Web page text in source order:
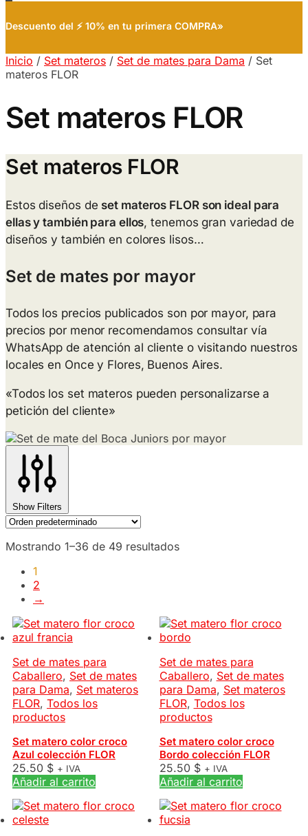
Descuento del ⚡ 10% en tu primera COMPRA»
Inicio / Set materos / Set de mates para Dama / Set
materos FLOR
Set materos FLOR
Set materos FLOR
Estos diseños de set materos FLOR son ideal para
ellas y también para ellos, tenemos gran variedad de
diseños y también en colores lisos…
Set de mates por mayor
Todos los precios publicados son por mayor, para
precios por menor recomendamos consultar vía
WhatsApp de atención al cliente o visitando nuestros
locales en Once y Flores, Buenos Aires.
«Todos los set materos pueden personalizarse a
petición del cliente»
Show Filters
Mostrando 1–36 de 49 resultados
1
2
→
Set de mates para
Caballero, Set de mates
para Dama, Set materos
FLOR, Todos los
productos
Set matero color croco
Azul colección FLOR
25.50 $ + IVA
Añadir al carrito
Set de mates para
Caballero, Set de mates
para Dama, Set materos
FLOR, Todos los
productos
Set matero color croco
Bordo colección FLOR
25.50 $ + IVA
Añadir al carrito